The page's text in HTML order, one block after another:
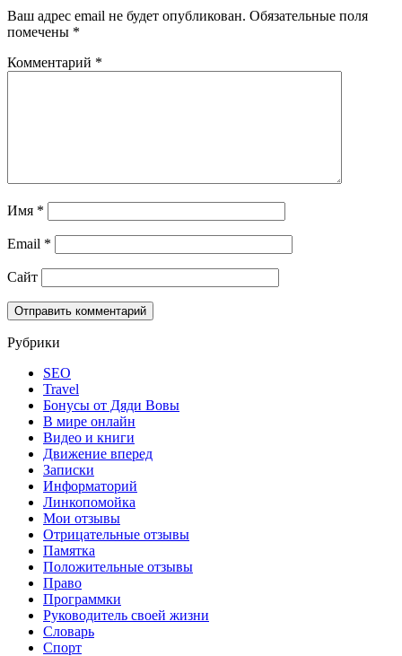
Ваш адрес email не будет опубликован. Обязательные поля
помечены *
Комментарий *
Имя *
Email *
Сайт
Рубрики
SEO
Travel
Бонусы от Дяди Вовы
В мире онлайн
Видео и книги
Движение вперед
Записки
Информаторий
Линкопомойка
Мои отзывы
Отрицательные отзывы
Памятка
Положительные отзывы
Право
Программки
Руководитель своей жизни
Словарь
Спорт